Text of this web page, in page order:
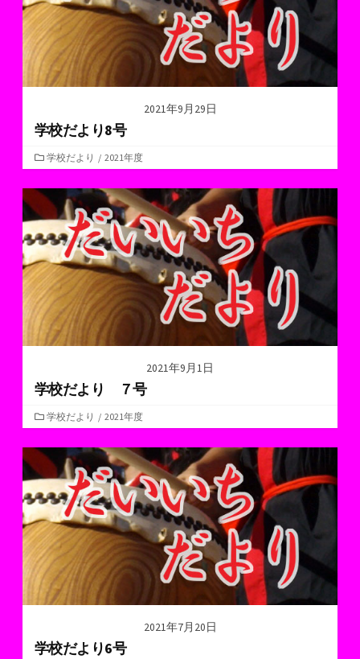
2021年9月29日
学校だより8号
カ
テ
ゴ
リ
ー
学校だより / 2021年度
2021年9月1日
学校だより ７号
カ
テ
ゴ
リ
ー
学校だより / 2021年度
2021年7月20日
学校だより6号